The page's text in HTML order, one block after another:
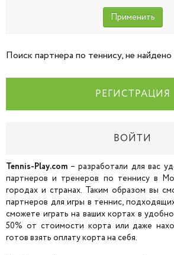
Поиск партнера по теннису, не
РЕГИСТРАЦИЯ
ВОЙТИ
Tennis-Play.com – разработали для вас
партнеров и тренеров по теннису в
городах и странах. Таким образом вы
партнеров для игры в теннис,
сможете играть на ваших кортах в
50% от стоимости корта или даже
готов взять оплату корта на себя.